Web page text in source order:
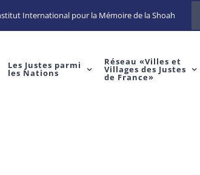
International pour la Mémoire de la Shoah
Les Justes parmi
les Nations
Réseau «Villes et
Villages des Justes
de France»